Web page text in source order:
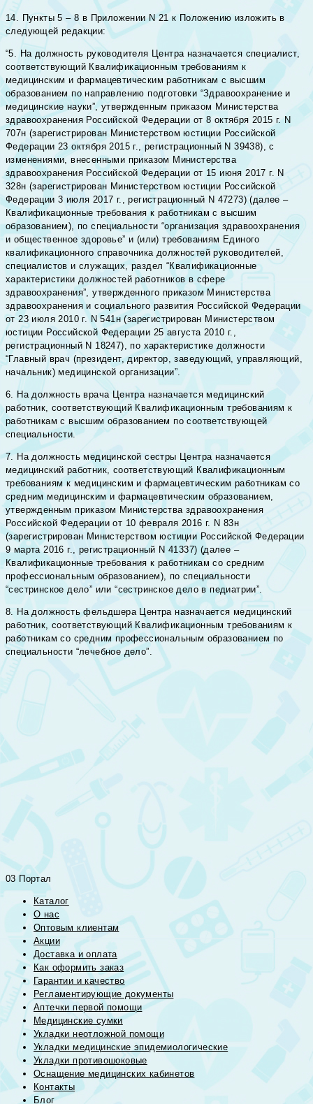
14. Пункты 5 – 8 в Приложении N 21 к Положению изложить в
следующей редакции:
“5. На должность руководителя Центра назначается специалист,
соответствующий Квалификационным требованиям к
медицинским и фармацевтическим работникам с высшим
образованием по направлению подготовки “Здравоохранение и
медицинские науки”, утвержденным приказом Министерства
здравоохранения Российской Федерации от 8 октября 2015 г. N
707н (зарегистрирован Министерством юстиции Российской
Федерации 23 октября 2015 г., регистрационный N 39438), с
изменениями, внесенными приказом Министерства
здравоохранения Российской Федерации от 15 июня 2017 г. N
328н (зарегистрирован Министерством юстиции Российской
Федерации 3 июля 2017 г., регистрационный N 47273) (далее –
Квалификационные требования к работникам с высшим
образованием), по специальности “организация здравоохранения
и общественное здоровье” и (или) требованиям Единого
квалификационного справочника должностей руководителей,
специалистов и служащих, раздел “Квалификационные
характеристики должностей работников в сфере
здравоохранения”, утвержденного приказом Министерства
здравоохранения и социального развития Российской Федерации
от 23 июля 2010 г. N 541н (зарегистрирован Министерством
юстиции Российской Федерации 25 августа 2010 г.,
регистрационный N 18247), по характеристике должности
“Главный врач (президент, директор, заведующий, управляющий,
начальник) медицинской организации”.
6. На должность врача Центра назначается медицинский
работник, соответствующий Квалификационным требованиям к
работникам с высшим образованием по соответствующей
специальности.
7. На должность медицинской сестры Центра назначается
медицинский работник, соответствующий Квалификационным
требованиям к медицинским и фармацевтическим работникам со
средним медицинским и фармацевтическим образованием,
утвержденным приказом Министерства здравоохранения
Российской Федерации от 10 февраля 2016 г. N 83н
(зарегистрирован Министерством юстиции Российской Федерации
9 марта 2016 г., регистрационный N 41337) (далее –
Квалификационные требования к работникам со средним
профессиональным образованием), по специальности
“сестринское дело” или “сестринское дело в педиатрии”.
8. На должность фельдшера Центра назначается медицинский
работник, соответствующий Квалификационным требованиям к
работникам со средним профессиональным образованием по
специальности “лечебное дело”.
03 Портал
Каталог
О нас
Оптовым клиентам
Акции
Доставка и оплата
Как оформить заказ
Гарантии и качество
Регламентирующие документы
Аптечки первой помощи
Медицинские сумки
Укладки неотложной помощи
Укладки медицинские эпидемиологические
Укладки противошоковые
Оснащение медицинских кабинетов
Контакты
Блог